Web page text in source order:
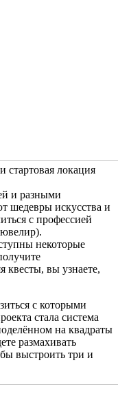
стартовая локация
и разными
шедевры искусства и
с профессией
некоторые
квесты, вы узнаете,
с которыми
стала система
на квадраты
размахивать
выстроить три и